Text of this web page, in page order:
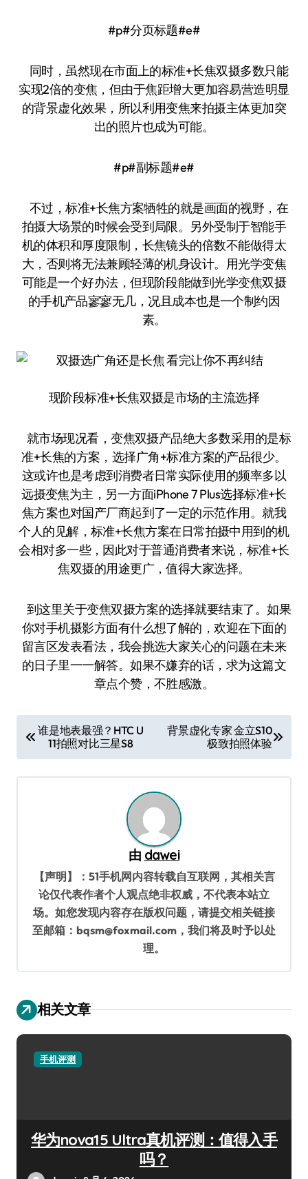
#p#分页标题#e#
同时，虽然现在市面上的标准+长焦双摄多数只能
实现2倍的变焦，但由于焦距增大更加容易营造明显
的背景虚化效果，所以利用变焦来拍摄主体更加突
出的照片也成为可能。
#p#副标题#e#
不过，标准+长焦方案牺牲的就是画面的视野，在
拍摄大场景的时候会受到局限。另外受制于智能手
机的体积和厚度限制，长焦镜头的倍数不能做得太
大，否则将无法兼顾轻薄的机身设计。用光学变焦
可能是一个好办法，但现阶段能做到光学变焦双摄
的手机产品寥寥无几，况且成本也是一个制约因
素。
现阶段标准+长焦双摄是市场的主流选择
就市场现况看，变焦双摄产品绝大多数采用的是标
准+长焦的方案，选择广角+标准方案的产品很少。
这或许也是考虑到消费者日常实际使用的频率多以
远摄变焦为主，另一方面iPhone 7 Plus选择标准+长
焦方案也对国产厂商起到了一定的示范作用。就我
个人的见解，标准+长焦方案在日常拍摄中用到的机
会相对多一些，因此对于普通消费者来说，标准+长
焦双摄的用途更广，值得大家选择。
到这里关于变焦双摄方案的选择就要结束了。如果
你对手机摄影方面有什么想了解的，欢迎在下面的
留言区发表看法，我会挑选大家关心的问题在未来
的日子里一一解答。如果不嫌弃的话，求为这篇文
章点个赞，不胜感激。
章
导
谁是地表最强？HTC U
11拍照对比三星S8
背景虚化专家 金立S10
极致拍照体验
由 dawei
【声明】：51手机网内容转载自互联网，其相关言
论仅代表作者个人观点绝非权威，不代表本站立
场。如您发现内容存在版权问题，请提交相关链接
至邮箱：bqsm@foxmail.com，我们将及时予以处
理。
相关文章
手机评测
华为nova15 Ultra真机评测：值得入手
吗？